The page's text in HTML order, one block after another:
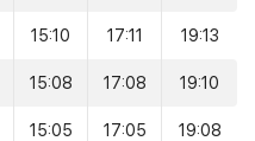
15:10 17:11 19:13
15:08 17:08 19:10
15:05 17:05 19:08